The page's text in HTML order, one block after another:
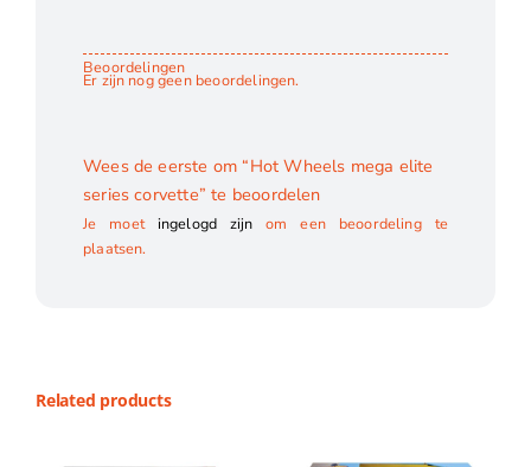
Beoordelingen
Er zijn nog geen beoordelingen.
Wees de eerste om “Hot Wheels mega elite
series corvette” te beoordelen
Je moet ingelogd zijn om een beoordeling te
plaatsen.
Related products